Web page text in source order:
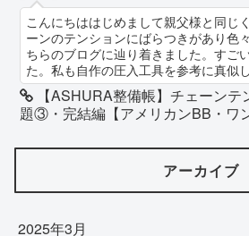
こんにちははじめまして親父様と同じ
ーンのテンションにばらつきがあり色
ちらのブログに辿り着きました。すご
た。私も自作の圧入工具を参考に真似
【ASHURA整備帳】チェーン
題③・完結編【アメリカンBB・ワ
アーカイブ
2025年3月